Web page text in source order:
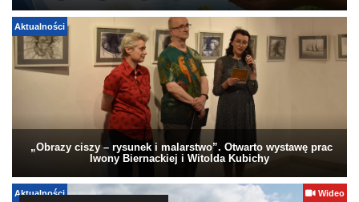
Aktualności
„Obrazy ciszy – rysunek i malarstwo”. Otwarto wystawę prac
Iwony Biernackiej i Witolda Kubichy
Aktualności Wideo